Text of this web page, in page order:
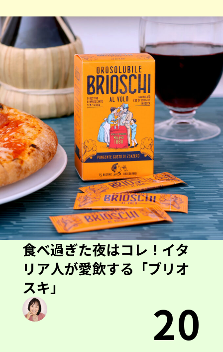
食べ過ぎた夜はコレ！イタ
リア人が愛飲する「ブリオ
スキ」
20